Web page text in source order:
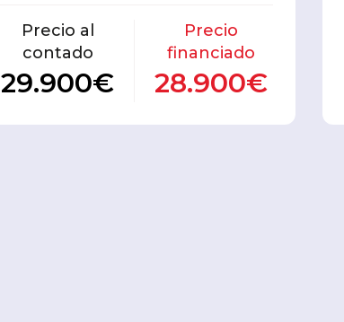
Precio al
contado
29.900€
Precio
financiado
28.900€